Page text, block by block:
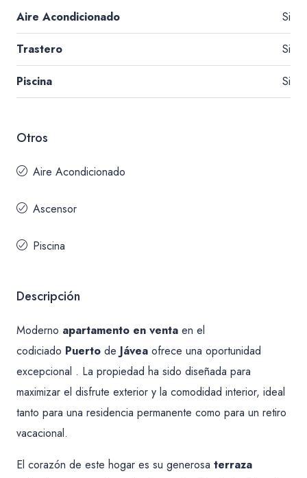
Aire Acondicionado Si
Trastero Si
Piscina Si
Otros
Aire Acondicionado
Ascensor
Piscina
Descripción
Moderno apartamento en venta en el
codiciado Puerto de Jávea ofrece una oportunidad
excepcional . La propiedad ha sido diseñada para
maximizar el disfrute exterior y la comodidad interior, ideal
tanto para una residencia permanente como para un retiro
vacacional.
El corazón de este hogar es su generosa terraza